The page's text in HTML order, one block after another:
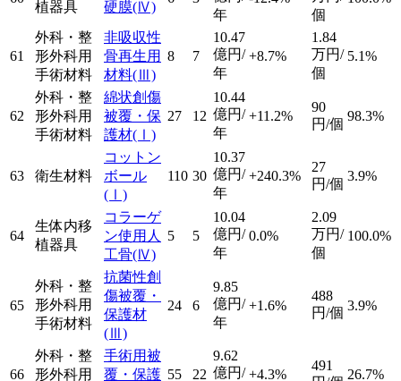
植器具
硬膜(Ⅳ)
年
個
61
外科・整
形外科用
手術材料
非吸収性
骨再生用
材料(Ⅲ)
8 7
10.47
億円/
年
+8.7%
1.84
万円/
個
5.1%
62
外科・整
形外科用
手術材料
綿状創傷
被覆・保
護材(Ⅰ)
27 12
10.44
億円/
年
+11.2%
90
円/個
98.3%
63 衛生材料
コットン
ボール
(Ⅰ)
110 30
10.37
億円/
年
+240.3%
27
円/個
3.9%
64
生体内移
植器具
コラーゲ
ン使用人
工骨(Ⅳ)
5 5
10.04
億円/
年
0.0%
2.09
万円/
個
100.0%
65
外科・整
形外科用
手術材料
抗菌性創
傷被覆・
保護材
(Ⅲ)
24 6
9.85
億円/
年
+1.6%
488
円/個 3.9%
66
外科・整
形外科用
手術用被
覆・保護 55 22
9.62
億円/ +4.3%
491
26.7%